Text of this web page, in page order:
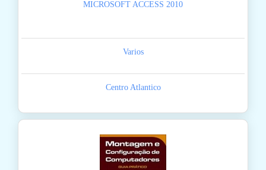
MICROSOFT ACCESS 2010
Varios
Centro Atlantico